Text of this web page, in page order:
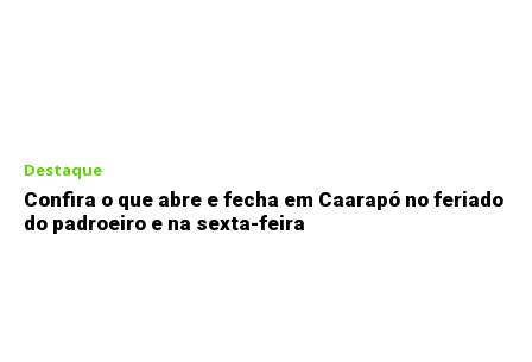
Destaque
Confira o que abre e fecha em Caarapó no feriado
do padroeiro e na sexta-feira